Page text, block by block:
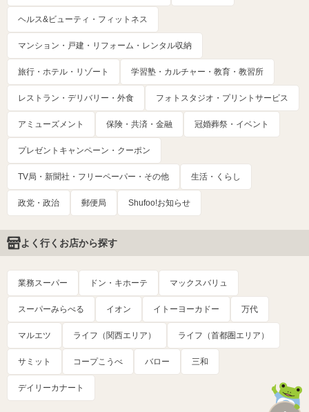
ヘルス&ビューティ・フィットネス
マンション・戸建・リフォーム・レンタル収納
旅行・ホテル・リゾート 学習塾・カルチャー・教育・教習所
レストラン・デリバリー・外食 フォトスタジオ・プリントサービス
アミューズメント 保険・共済・金融 冠婚葬祭・イベント
プレゼントキャンペーン・クーポン
TV局・新聞社・フリーペーパー・その他 生活・くらし
政党・政治 郵便局 Shufoo!お知らせ
よく行くお店から探す
業務スーパー ドン・キホーテ マックスバリュ
スーパーみらべる イオン イトーヨーカドー 万代
マルエツ ライフ（関西エリア） ライフ（首都圏エリア）
サミット コープこうべ バロー 三和
デイリーカナート